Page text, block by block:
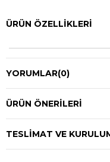
ÜRÜN ÖZELLIKLERI
YORUMLAR(0)
ÜRÜN ÖNERILERI
TESLIMAT VE